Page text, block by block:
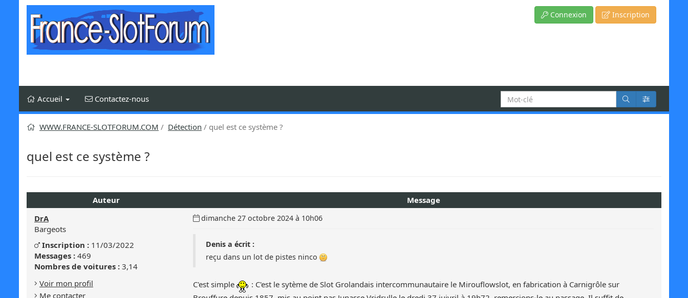
Connexion Inscription
Accueil Contactez-nous
Recherche
:
WWW.FRANCE-SLOTFORUM.COM
Détection quel est ce système ?
quel est ce système ?
Auteur
Message
DrA
Bargeots
Genre
:
Masculin
Masculin
Inscription : 11/03/2022
Messages : 469
Nombres de voitures : 3,14
Voir mon profil
Me contacter
Date
dimanche 27 octobre 2024 à 10h06
Denis a écrit :
reçu dans un lot de pistes ninco
C'est simple
: C'est le sytème de Slot Grolandais intercommunautaire le Mirouflowslot, en fabrication à Carnigrôle sur